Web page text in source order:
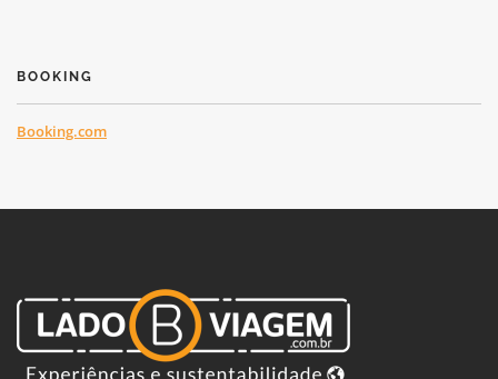
BOOKING
Booking.com